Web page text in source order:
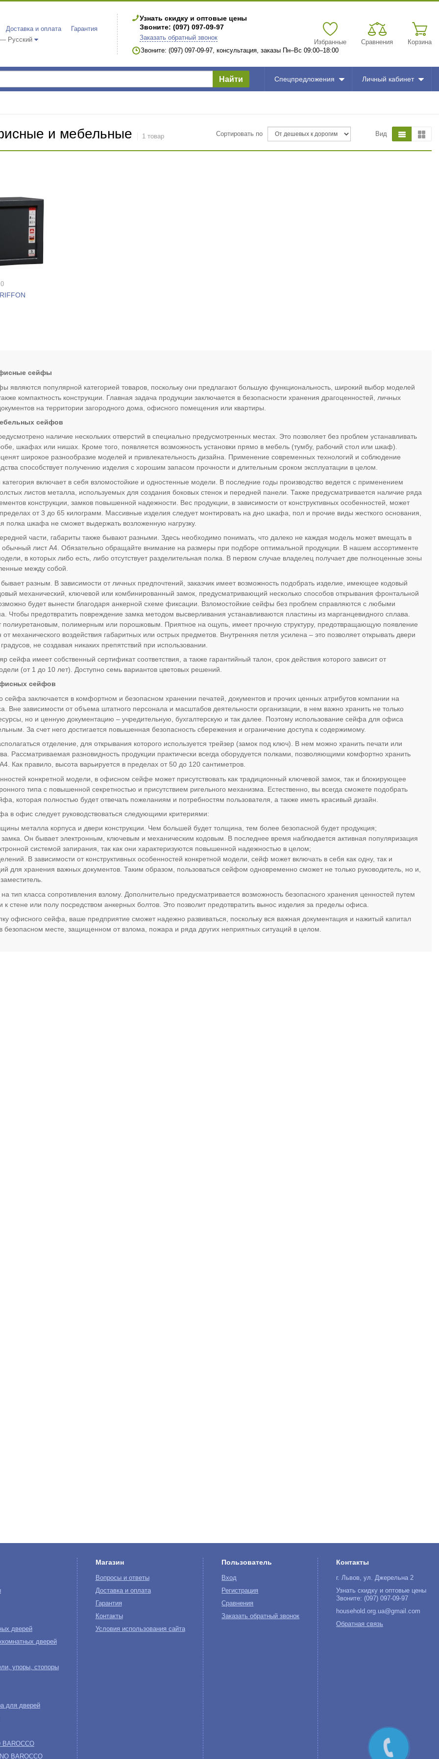
Доставка и оплата
Гарантия
Русский
Узнать скидку и оптовые цены
Звоните: (097) 097-09-97
Заказать обратный звонок
Звоните: (097) 097-09-97, консультация, заказы Пн–Вс 09:00–18:00
Избранные Сравнения Корзина
Найти Спецпредложения Личный кабинет
и мебельные 1 товар Сортировать по Вид
сейфы
являются популярной категорией товаров, поскольку они предлагают большую функциональность, широкий выбор моделей
компактность конструкции. Главная задача продукции заключается в безопасности хранения драгоценностей, личных
на территории загородного дома, офисного помещения или квартиры.
сейфов
наличие нескольких отверстий в специально предусмотренных местах. Это позволяет без проблем устанавливать
шкафах или нишах. Кроме того, появляется возможность установки прямо в мебель (тумбу, рабочий стол или шкаф).
широкое разнообразие моделей и привлекательность дизайна. Применение современных технологий и соблюдение
способствует получению изделия с хорошим запасом прочности и длительным сроком эксплуатации в целом.
включает в себя взломостойкие и одностенные модели. В последние годы производство ведется с применением
листов металла, используемых для создания боковых стенок и передней панели. Также предусматривается наличие ряда
конструкции, замков повышенной надежности. Вес продукции, в зависимости от конструктивных особенностей, может
от 3 до 65 килограмм. Массивные изделия следует монтировать на дно шкафа, пол и прочие виды жесткого основания,
полка шкафа не сможет выдержать возложенную нагрузку.
части, габариты также бывают разными. Здесь необходимо понимать, что далеко не каждая модель может вмещать в
обычный лист А4. Обязательно обращайте внимание на размеры при подборе оптимальной продукции. В нашем ассортименте
в которых либо есть, либо отсутствует разделительная полка. В первом случае владелец получает две полноценные зоны
между собой.
разным. В зависимости от личных предпочтений, заказчик имеет возможность подобрать изделие, имеющее кодовый
механический, ключевой или комбинированный замок, предусматривающий несколько способов открывания фронтальной
будет вынести благодаря анкерной схеме фиксации. Взломостойкие сейфы без проблем справляются с любыми
Чтобы предотвратить повреждение замка методом высверливания устанавливаются пластины из марганцевидного сплава.
полиуретановым, полимерным или порошковым. Приятное на ощупь, имеет прочную структуру, предотвращающую появление
механического воздействия габаритных или острых предметов. Внутренняя петля усилена – это позволяет открывать двери
не создавая никаких препятствий при использовании.
сейфа имеет собственный сертификат соответствия, а также гарантийный талон, срок действия которого зависит от
(от 1 до 10 лет). Доступно семь вариантов цветовых решений.
сейфов
сейфа заключается в комфортном и безопасном хранении печатей, документов и прочих ценных атрибутов компании на
Вне зависимости от объема штатного персонала и масштабов деятельности организации, в нем важно хранить не только
но и ценную документацию – учредительную, бухгалтерскую и так далее. Поэтому использование сейфа для офиса
За счет него достигается повышенная безопасность сбережения и ограничение доступа к содержимому.
отделение, для открывания которого используется трейзер (замок под ключ). В нем можно хранить печати или
Рассматриваемая разновидность продукции практически всегда оборудуется полками, позволяющими комфортно хранить
Как правило, высота варьируется в пределах от 50 до 120 сантиметров.
конкретной модели, в офисном сейфе может присутствовать как традиционный ключевой замок, так и блокирующее
типа с повышенной секретностью и присутствием ригельного механизма. Естественно, вы всегда сможете подобрать
которая полностью будет отвечать пожеланиям и потребностям пользователя, а также иметь красивый дизайн.
в офис следует руководствоваться следующими критериями:
металла корпуса и двери конструкции. Чем большей будет толщина, тем более безопасной будет продукция;
замка. Он бывает электронным, ключевым и механическим кодовым. В последнее время наблюдается активная популяризация
системой запирания, так как они характеризуются повышенной надежностью в целом;
В зависимости от конструктивных особенностей конкретной модели, сейф может включать в себя как одну, так и
для хранения важных документов. Таким образом, пользоваться сейфом одновременно сможет не только руководитель, но и,
тип класса сопротивления взлому. Дополнительно предусматривается возможность безопасного хранения ценностей путем
стене или полу посредством анкерных болтов. Это позволит предотвратить вынос изделия за пределы офиса.
офисного сейфа, ваше предприятие сможет надежно развиваться, поскольку вся важная документация и нажитый капитал
безопасном месте, защищенном от взлома, пожара и ряда других неприятных ситуаций в целом.
дверей
дверей
упоры, стопоры
для дверей
BAROCCO
BAROCCO
Магазин
Вопросы и ответы
Доставка и оплата
Гарантия
Контакты
Условия использования сайта
Пользователь
Вход
Регистрация
Сравнения
Заказать обратный звонок
Контакты
г. Львов, ул. Джерельна 2
Узнать скидку и оптовые цены
Звоните: (097) 097-09-97
household.org.ua@gmail.com
Обратная связь